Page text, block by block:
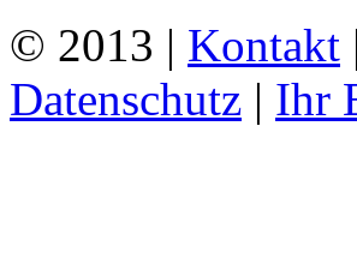
© 2013 | Kontakt |
Datenschutz | Ihr